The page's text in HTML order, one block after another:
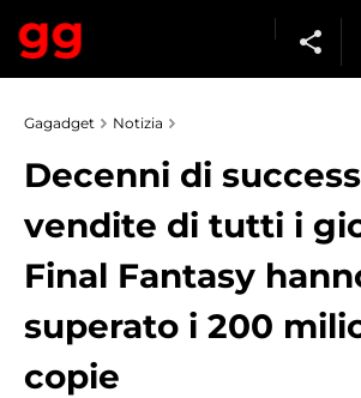
Gagadget Notizia
Decenni di
vendite di tutti i
Final Fantasy
superato i 200
copie